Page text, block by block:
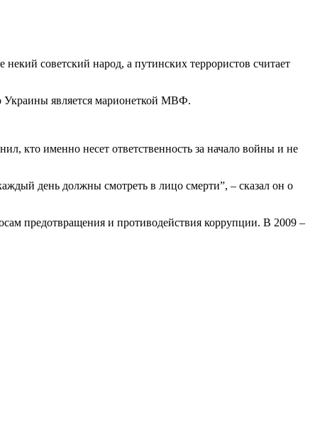
советский народ, а путинских террористов считает
Украины является марионеткой МВФ.
кто именно несет ответственность за начало войны и не
день должны смотреть в лицо смерти”, – сказал он о
предотвращения и противодействия коррупции. В 2009 –